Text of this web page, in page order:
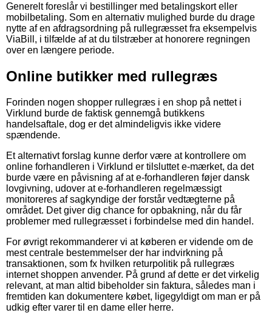
Generelt foreslår vi bestillinger med betalingskort eller
mobilbetaling. Som en alternativ mulighed burde du drage
nytte af en afdragsordning på rullegræsset fra eksempelvis
ViaBill, i tilfælde af at du tilstræber at honorere regningen
over en længere periode.
Online butikker med rullegræs
Forinden nogen shopper rullegræs i en shop på nettet i
Virklund burde de faktisk gennemgå butikkens
handelsaftale, dog er det almindeligvis ikke videre
spændende.
Et alternativt forslag kunne derfor være at kontrollere om
online forhandleren i Virklund er tilsluttet e-mærket, da det
burde være en påvisning af at e-forhandleren føjer dansk
lovgivning, udover at e-forhandleren regelmæssigt
monitoreres af sagkyndige der forstår vedtægterne på
området. Det giver dig chance for opbakning, når du får
problemer med rullegræsset i forbindelse med din handel.
For øvrigt rekommanderer vi at køberen er vidende om de
mest centrale bestemmelser der har indvirkning på
transaktionen, som fx hvilken returpolitik på rullegræs
internet shoppen anvender. På grund af dette er det virkelig
relevant, at man altid bibeholder sin faktura, således man i
fremtiden kan dokumentere købet, ligegyldigt om man er på
udkig efter varer til en dame eller herre.